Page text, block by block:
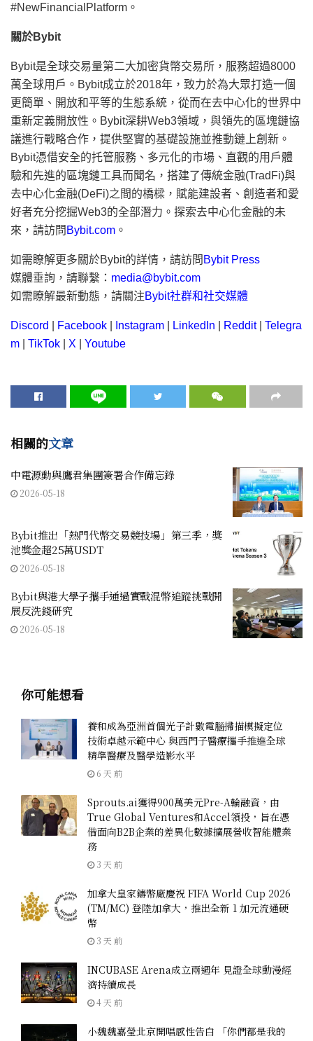
#NewFinancialPlatform。
關於Bybit
Bybit是全球交易量第二大加密貨幣交易所，服務超過8000
萬全球用戶。Bybit成立於2018年，致力於為大眾打造一個
更簡單、開放和平等的生態系統，從而在去中心化的世界中
重新定義開放性。Bybit深耕Web3領域，與領先的區塊鏈協
議進行戰略合作，提供堅實的基礎設施並推動鏈上創新。
Bybit憑借安全的托管服務、多元化的市場、直觀的用戶體
驗和先進的區塊鏈工具而聞名，搭建了傳統金融(TradFi)與
去中心化金融(DeFi)之間的橋樑，賦能建設者、創造者和愛
好者充分挖掘Web3的全部潛力。探索去中心化金融的未
來，請訪問 Bybit.com 。
如需瞭解更多關於Bybit的詳情，請訪問 Bybit Press
媒體垂詢，請聯繫： media@bybit.com
如需瞭解最新動態，請關注Bybit社群和社交媒體
Discord Facebook Instagram LinkedIn Reddit|
Telegra
m
TikTok X Youtube
相關的文章
中電源動與鷹君集團簽署合作備忘錄
2026-05-18
Bybit推出「熱門代幣交易競技場」第三季，獎
池獎金超25萬USDT
2026-05-18
Bybit與港大學子攜手通過實戰混幣追蹤挑戰開
展反洗錢研究
2026-05-18
你可能想看
養和成為亞洲首個光子計數電腦掃描模擬定位
技術卓越示範中心 與西門子醫療攜手推進全球
精準醫療及醫學造影水平
6 天 前
Sprouts.ai獲得900萬美元Pre-A輪融資，由
True Global Ventures和Accel領投，旨在憑
借面向B2B企業的差異化數據擴展營收智能體業
務
3 天 前
加拿大皇家鑄幣廠慶祝 FIFA World Cup 2026
(TM/MC) 登陸加拿大，推出全新 1 加元流通硬
幣
3 天 前
INCUBASE Arena成立兩週年 見證全球動漫經
濟持續成長
4 天 前
小魏魏嘉瑩北京開唱感性告白 「你們都是我的